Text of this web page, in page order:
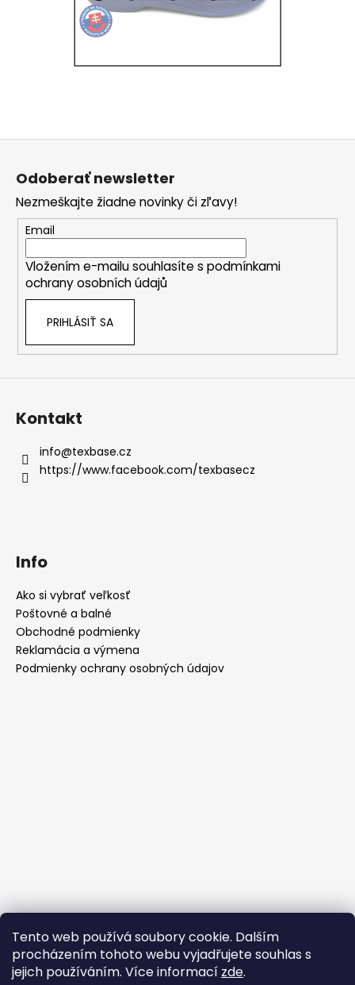
Tento web používá soubory cookie. Dalším
procházením tohoto webu vyjadřujete souhlas s
jejich používáním. Více informací zde.
Odoberať newsletter
Nezmeškajte žiadne novinky či zľavy!
Email
Vložením e-mailu souhlasíte s podmínkami
ochrany osobních údajů
PRIHLÁSIŤ SA
Kontakt
info@texbase.cz
https://www.facebook.com/texbasecz
Info
Ako si vybrať veľkosť
Poštovné a balné
Obchodné podmienky
Reklamácia a výmena
Podmienky ochrany osobných údajov
Prijímame online platby